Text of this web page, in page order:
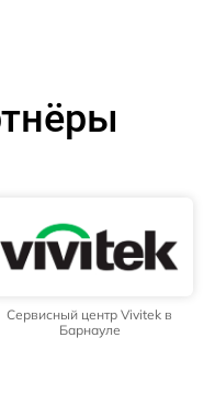
Сервисный центр Vivitek в
Барнауле